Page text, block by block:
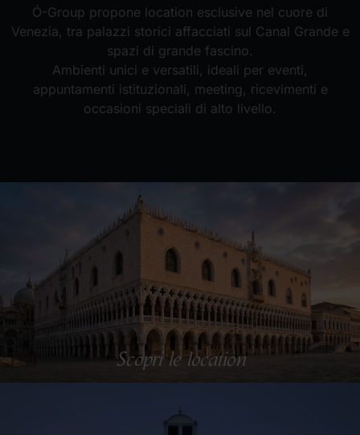
Ó-Group propone location esclusive nel cuore di
Venezia, tra palazzi storici affacciati sul Canal Grande e
spazi di grande fascino.
Ambienti unici e versatili, ideali per eventi,
appuntamenti istituzionali, meeting, ricevimenti e
occasioni speciali di alto livello.
Scopri le location